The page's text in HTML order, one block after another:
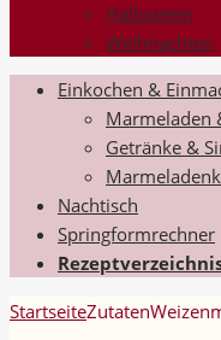
Halloween
Weihnachten
Einkochen &
Marmeladen
Getränke &
Nachtisch
Springformrechner
StartseiteZutaten